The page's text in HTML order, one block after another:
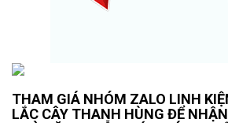
THAM GIÁ NHÓM ZALO LINH
LẮC CÂY THANH HÙNG ĐỂ